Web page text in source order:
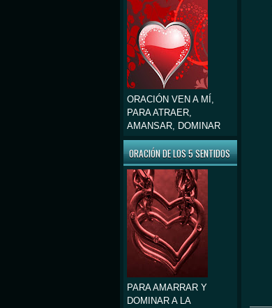
ORACIÓN VEN A MÍ,
PARA ATRAER,
AMANSAR, DOMINAR
ORACIÓN DE LOS 5 SENTIDOS
PARA AMARRAR Y
DOMINAR A LA